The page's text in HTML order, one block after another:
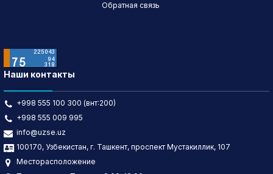
Обратная связь
Наши контакты
+998 555 100 300 (внт:200)
+998 555 009 995
info@uzse.uz
100170, Узбекистан, г. Ташкент, проспект Мустакиллик, 107
Месторасположение